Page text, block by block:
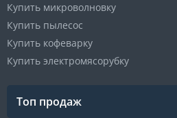
Купить микроволновку
Купить пылесос
Купить кофеварку
Купить электромясорубку
Топ продаж